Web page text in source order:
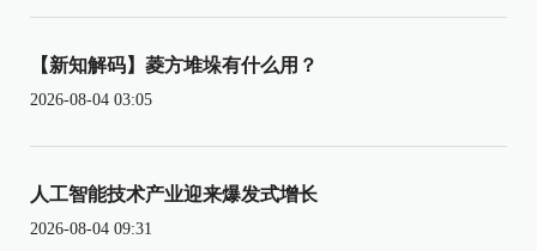
【新知解码】菱方堆垛有什么用？
2026-08-04 03:05
人工智能技术产业迎来爆发式增长
2026-08-04 09:31